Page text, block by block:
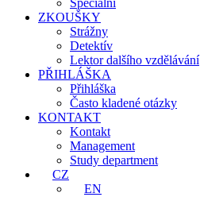
Speciálni
ZKOUŠKY
Strážny
Detektív
Lektor dalšího vzdělávání
PŘIHLÁŠKA
Přihláška
Často kladené otázky
KONTAKT
Kontakt
Management
Study department
CZ
EN